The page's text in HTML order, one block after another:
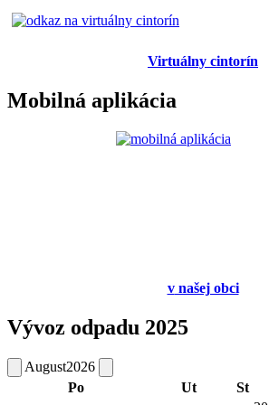
Virtuálny cintorín
Mobilná aplikácia
vnašej obci
Vývoz odpadu 2025
August2026
Po
Ut St